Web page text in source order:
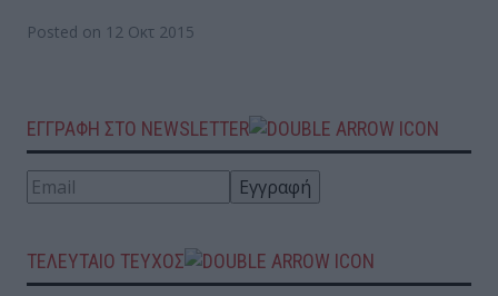
Posted on 12 Οκτ 2015
ΕΓΓΡΑΦΗ ΣΤΟ NEWSLETTER
ΤΕΛΕΥΤΑΙΟ ΤΕΥΧΟΣ